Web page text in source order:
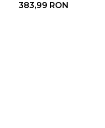
383,99 RON